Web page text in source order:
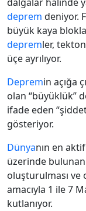
dalgalar halinde
deprem deniyor.
büyük kaya
depremler,
üçe ayrılıyor.
Depremin açığa
olan “büyüklük”
ifade eden
gösteriyor.
Dünyanın en aktif
üzerinde bulunan
oluşturulması ve
amacıyla 1 ile 7
kutlanıyor.